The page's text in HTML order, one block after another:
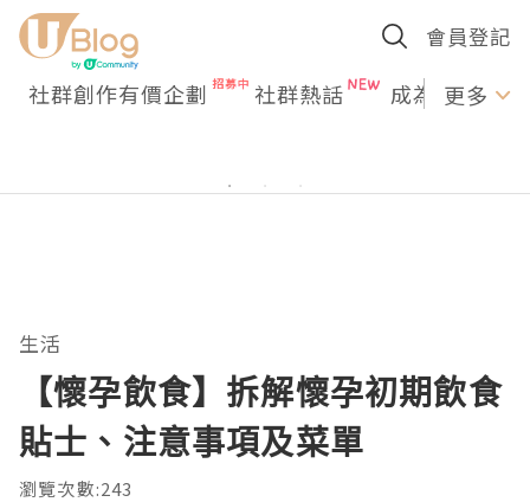
會員登記
社群創作有價企劃 社群熱話 成為U更多
生活
【懷孕飲食】拆解懷孕初期飲食
貼士、注意事項及菜單
瀏覽次數:243